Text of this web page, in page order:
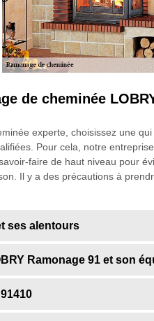
de cheminée
experte, choisissez une
Pour cela, notre
faire de haut niveau pour
Il y a des précautions à
ses alentours
Ramonage 91 et son